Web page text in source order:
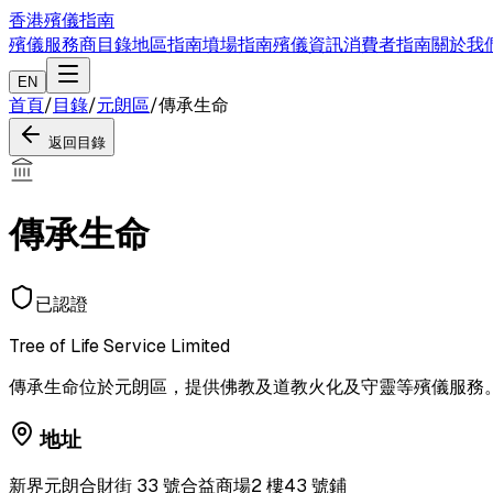
香港殯儀指南
殯儀服務商目錄地區指南墳場指南殯儀資訊消費者指南關於我
EN
首頁/目錄/元朗區/傳承生命
返回目錄
傳承生命
已認證
Tree of Life Service Limited
傳承生命位於元朗區，提供佛教及道教火化及守靈等殯儀服務。
地址
新界元朗合財街 33 號合益商場2 樓43 號鋪